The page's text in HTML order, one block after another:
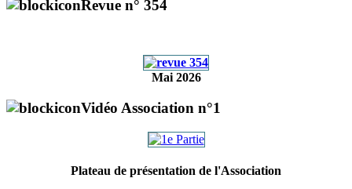
Revue n° 354
Mai 2026
Vidéo Association n°1
Plateau de présentation de l'Association